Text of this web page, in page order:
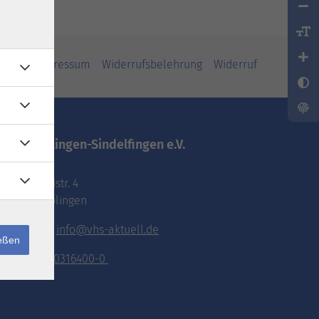
Impressum Widerrufsbelehrung Widerruf
vhs.Böblingen-Sindelfingen e.V.
Pestalozzistr. 4
71032 Böblingen
E-Mail: info@vhs-aktuell.de
Tel.: 070316400-0